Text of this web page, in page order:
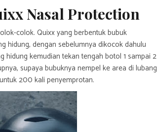
Nasal Protection
colok. Quixx yang berbentuk bubuk
hidung, dengan sebelumnya dikocok dahulu
kemudian tekan tengah botol 1 sampai 2
supaya bubuknya nempel ke area di lubang
200 kali penyemprotan.